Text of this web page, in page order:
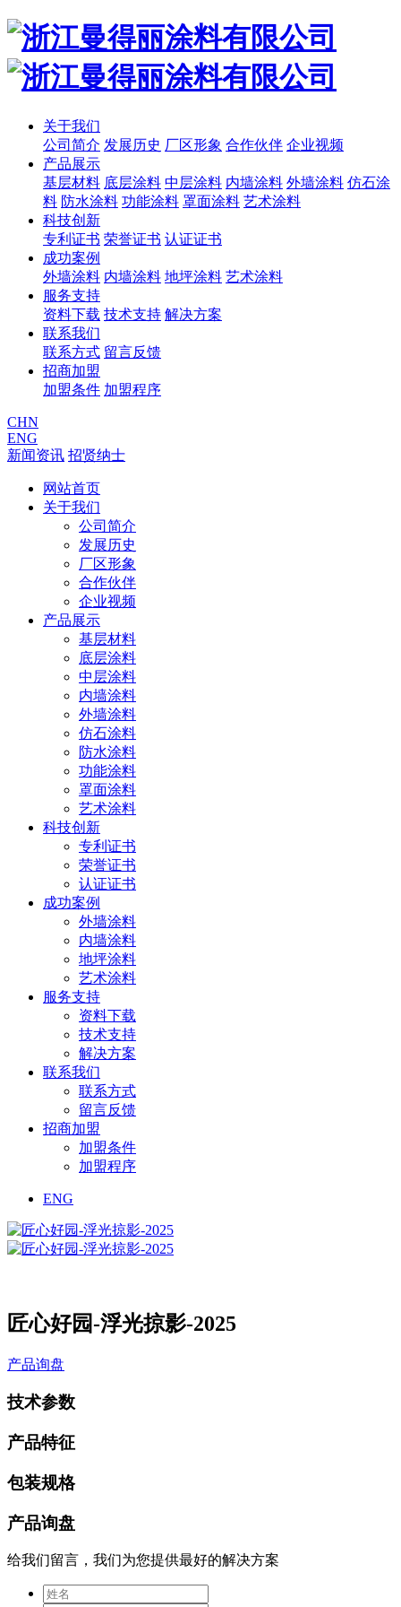
关于我们
公司简介 发展历史 厂区形象 合作伙伴 企业视频
产品展示
基层材料 底层涂料 中层涂料 内墙涂料 外墙涂料 仿石涂
料 防水涂料 功能涂料 罩面涂料 艺术涂料
科技创新
专利证书 荣誉证书 认证证书
成功案例
外墙涂料 内墙涂料 地坪涂料 艺术涂料
服务支持
资料下载 技术支持 解决方案
联系我们
联系方式 留言反馈
招商加盟
加盟条件 加盟程序
CHN
ENG
新闻资讯 招贤纳士
网站首页
关于我们
公司简介
发展历史
厂区形象
合作伙伴
企业视频
产品展示
基层材料
底层涂料
中层涂料
内墙涂料
外墙涂料
仿石涂料
防水涂料
功能涂料
罩面涂料
艺术涂料
科技创新
专利证书
荣誉证书
认证证书
成功案例
外墙涂料
内墙涂料
地坪涂料
艺术涂料
服务支持
资料下载
技术支持
解决方案
联系我们
联系方式
留言反馈
招商加盟
加盟条件
加盟程序
ENG
匠心好园-浮光掠影-2025
产品询盘
技术参数
产品特征
包装规格
产品询盘
给我们留言，我们为您提供最好的解决方案